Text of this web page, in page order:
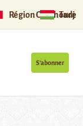
Région Ouïghoure
S’abonner